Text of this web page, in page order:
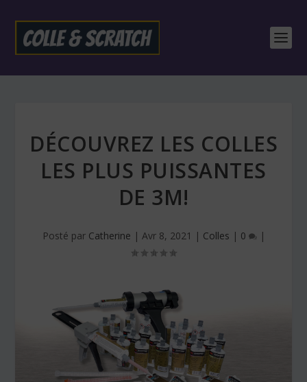
DÉCOUVREZ LES COLLES
LES PLUS PUISSANTES
DE 3M!
Posté par Catherine | Avr 8, 2021 | Colles | 0 |